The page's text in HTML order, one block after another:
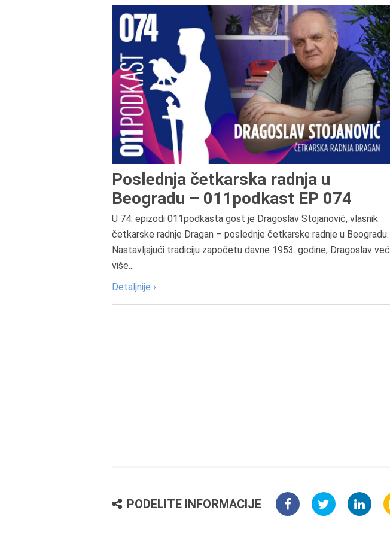
Poslednja četkarska radnja u
Beogradu – 011podkast EP 074
U 74. epizodi 011podkasta gost je Dragoslav Stojanović, vlasnik
četkarske radnje Dragan – poslednje četkarske radnje u Beogradu.
Nastavljajući tradiciju započetu davne 1953. godine, Dragoslav već
više...
Detaljnije ›
PODELITE INFORMACIJE